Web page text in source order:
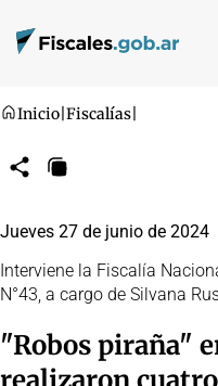
Inicio Fiscalías
CompartirCopiar
Jueves 27 de junio de 2024
Interviene la Fiscalía
N°43, a cargo de Silvana
"Robos piraña"